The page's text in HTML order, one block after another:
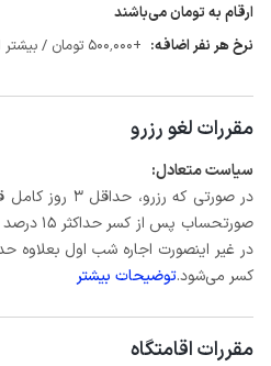
ارقام به تومان می‌باشند
نرخ هر نفر اضافه: +500٬000 تومان / بیشتر از 4 نفر
مقررات لغو رزرو
سیاست متعادل:
در صورتی که
صورتحساب
کسر می‌شود.توضیحات بیشتر
مقررات اقامتگاه